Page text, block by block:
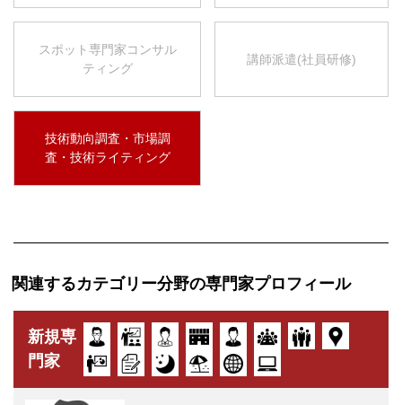
スポット専門家コンサル
ティング
講師派遣(社員研修)
技術動向調査・市場調
査・技術ライティング
関連するカテゴリー分野の専門家プロフィール
新規専
門家